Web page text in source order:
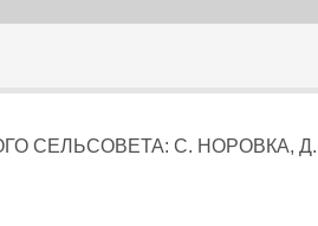
СЕЛЬСОВЕТА: С. НОРОВКА,